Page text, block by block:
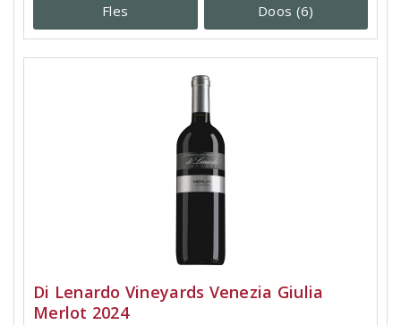
Fles Doos (6)
Di Lenardo Vineyards Venezia Giulia
Merlot 2024